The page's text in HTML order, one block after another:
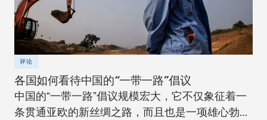
评论
各国如何看待中国的“一带一路”倡议
中国的“一带一路”倡议规模宏大，它不仅象征着一
条贯通亚欧的新丝绸之路，而且也是一项雄心勃勃